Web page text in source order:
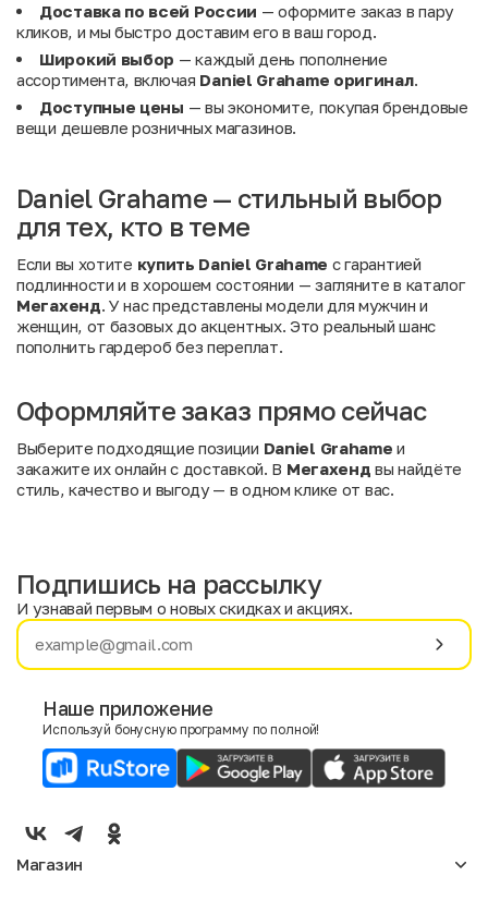
Доставка по всей России — оформите заказ в пару
кликов, и мы быстро доставим его в ваш город.
Широкий выбор — каждый день пополнение
ассортимента, включая Daniel Grahame оригинал.
Доступные цены — вы экономите, покупая брендовые
вещи дешевле розничных магазинов.
Daniel Grahame — стильный выбор
для тех, кто в теме
Если вы хотите купить Daniel Grahame с гарантией
подлинности и в хорошем состоянии — загляните в каталог
Мегахенд. У нас представлены модели для мужчин и
женщин, от базовых до акцентных. Это реальный шанс
пополнить гардероб без переплат.
Оформляйте заказ прямо сейчас
Выберите подходящие позиции Daniel Grahame и
закажите их онлайн с доставкой. В Мегахенд вы найдёте
стиль, качество и выгоду — в одном клике от вас.
Имя
E-mail
Мужской
Подпишись на рассылку
И узнавай первым о новых скидках и акциях.
Наше приложение
Используй бонусную программу по полной!
Магазин